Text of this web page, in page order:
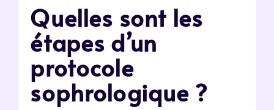
Quelles sont les
étapes d’un
protocole
sophrologique ?